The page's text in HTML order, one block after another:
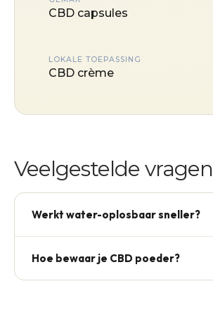
CBD capsules
LOKALE TOEPASSING
CBD crème
Veelgestelde vragen
Werkt water-oplosbaar sneller?
oplosbare olie.
Hoe bewaar je CBD poeder?